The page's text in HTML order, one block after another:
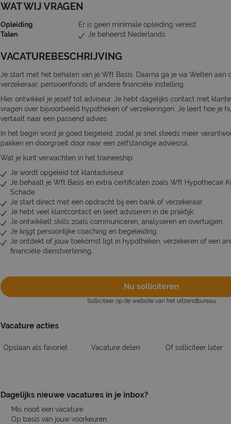
WAT WIJ VRAGEN
Opleiding
Er is geen minimale opleiding vereist
Talen
Je beheerst Nederlands
VACATUREBESCHRIJVING
Je start met het behalen van je Wft Basis. Daarna ga je via Welten aan
verzekeraar, pensioenfonds of andere financiële instelling.
Hier ontwikkel je jezelf tot adviseur. Je hebt dagelijks contact met
vragen over bijvoorbeeld hypotheken of verzekeringen. Je leert hoe je
vertaalt naar een passend advies.
In het begin word je goed begeleid, zodat je snel steeds meer
pakken en doorgroeit door naar een zelfstandige adviesrol.
Wat je kunt verwachten in het traineeship:
Je wordt opgeleid tot klantadviseur.
Je behaalt je Wft Basis en extra certificaten zoals Wft Hypothecair
Schade.
Je start direct met een opdracht bij een bank of verzekeraar.
Je hebt veel klantcontact en leert adviseren in de praktijk.
Je ontwikkelt skills zoals communiceren, analyseren en overtuigen.
Je krijgt persoonlijke coaching en begeleiding.
Je ontdekt of jouw toekomst ligt in hypotheken, verzekeren of een
financiële dienstverlening.
Nu solliciteren
Solliciteer op de website van het uitzendbureau
Vacature acties
Opslaan als favoriet Vacature delen Of solliciteer later
Dagelijks nieuwe vacatures in je inbox?
Mis nooit een vacature
Op basis van jouw voorkeuren